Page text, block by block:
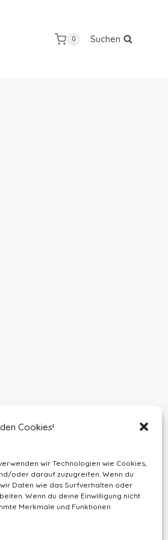
Cookies!
wir Technologien wie Cookies,
oder darauf zuzugreifen. Wenn du
Daten wie das Surfverhalten oder
Wenn du deine Einwilligung nicht
Merkmale und Funktionen
0 Suchen